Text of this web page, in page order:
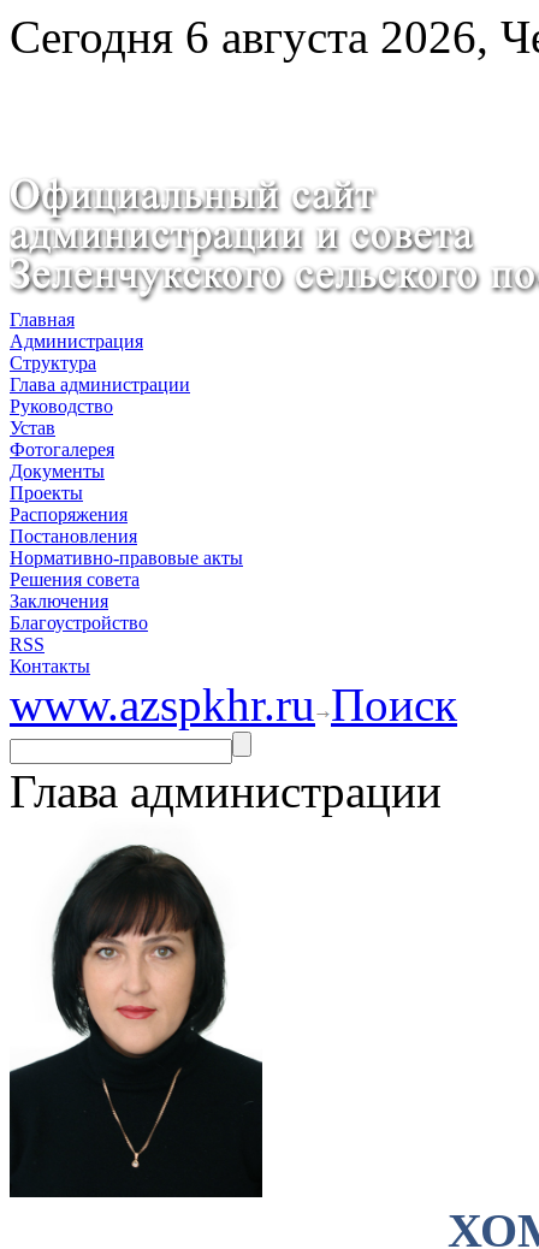
Сегодня 6 августа 2026,
Главная
Администрация
Структура
Глава администрации
Руководство
Устав
Фотогалерея
Документы
Проекты
Распоряжения
Постановления
Нормативно-правовые акты
Решения совета
Заключения
Благоустройство
RSS
Контакты
www.azspkhr.ru Поиск
Глава администрации